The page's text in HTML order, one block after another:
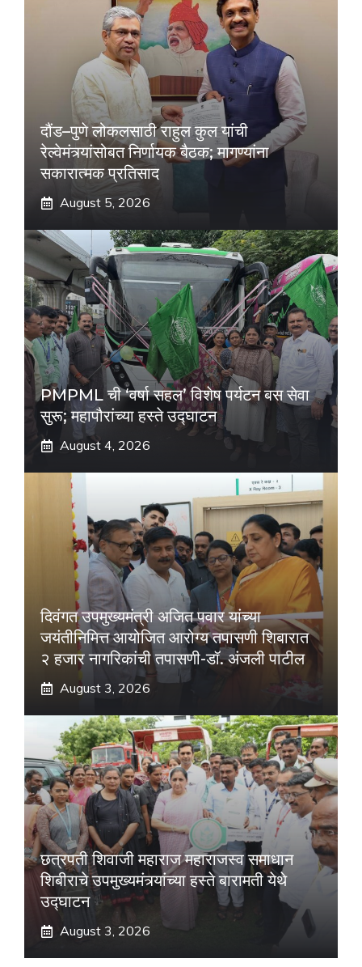
दौंड–पुणे लोकलसाठी राहुल कुल यांची
रेल्वेमंत्र्यांसोबत निर्णायक बैठक; मागण्यांना
सकारात्मक प्रतिसाद
August 5, 2026
PMPML ची ‘वर्षा सहल’ विशेष पर्यटन बस सेवा
सुरू; महापौरांच्या हस्ते उद्घाटन
August 4, 2026
दिवंगत उपमुख्यमंत्री अजित पवार यांच्या
जयंतीनिमित्त आयोजित आरोग्य तपासणी शिबारात
२ हजार नागरिकांची तपासणी-डॉ. अंजली पाटील
August 3, 2026
छत्रपती शिवाजी महाराज महाराजस्व समाधान
शिबीराचे उपमुख्यमंत्र्यांच्या हस्ते बारामती येथे
उद्घाटन
August 3, 2026